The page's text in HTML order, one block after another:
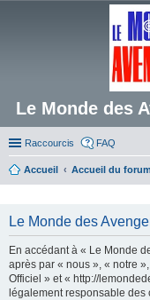
Le Monde des
Raccourcis FAQ
Accueil
Accueil du forum
Le Monde des
En accédant à « Le Monde
après par « nous », « notre
Officiel » et « http://
légalement responsable des